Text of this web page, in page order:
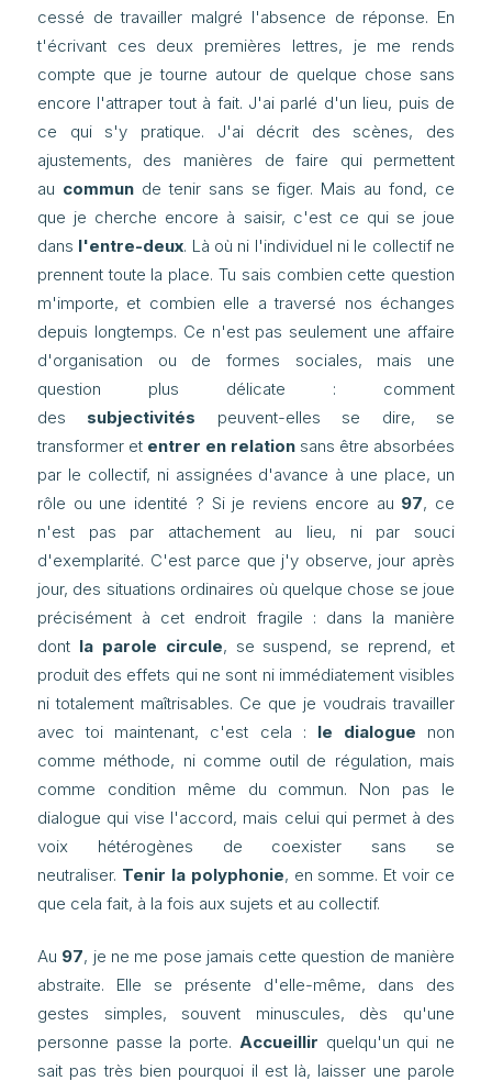
cessé de travailler malgré l'absence de réponse. En
t'écrivant ces deux premières lettres, je me rends
compte que je tourne autour de quelque chose sans
encore l'attraper tout à fait. J'ai parlé d'un lieu, puis de
ce qui s'y pratique. J'ai décrit des scènes, des
ajustements, des manières de faire qui permettent
au communde tenir sans se figer. Mais au fond, ce
que je cherche encore à saisir, c'est ce qui se joue
dans l'entre-deux. Là où ni l'individuel ni le collectif ne
prennent toute la place. Tu sais combien cette question
m'importe, et combien elle a traversé nos échanges
depuis longtemps. Ce n'est pas seulement une affaire
d'organisation ou de formes sociales, mais une
question plus délicate : comment
des subjectivités peuvent-elles se dire, se
transformer et entrer en relation sans être absorbées
par le collectif, ni assignées d'avance à une place, un
rôle ou une identité ? Si je reviens encore au 97, ce
n'est pas par attachement au lieu, ni par souci
d'exemplarité. C'est parce que j'y observe, jour après
jour, des situations ordinaires où quelque chose se joue
précisément à cet endroit fragile : dans la manière
dont la parole circule, se suspend, se reprend, et
produit des effets qui ne sont ni immédiatement visibles
ni totalement maîtrisables. Ce que je voudrais travailler
avec toi maintenant, c'est cela : le dialogue non
comme méthode, ni comme outil de régulation, mais
comme condition même du commun. Non pas le
dialogue qui vise l'accord, mais celui qui permet à des
voix hétérogènes de coexister sans se
neutraliser. Tenir la polyphonie, en somme. Et voir ce
que cela fait, à la fois aux sujets et au collectif.
Au 97, je ne me pose jamais cette question de manière
abstraite. Elle se présente d'elle-même, dans des
gestes simples, souvent minuscules, dès qu'une
personne passe la porte. Accueillir quelqu'un qui ne
sait pas très bien pourquoi il est là, laisser une parole